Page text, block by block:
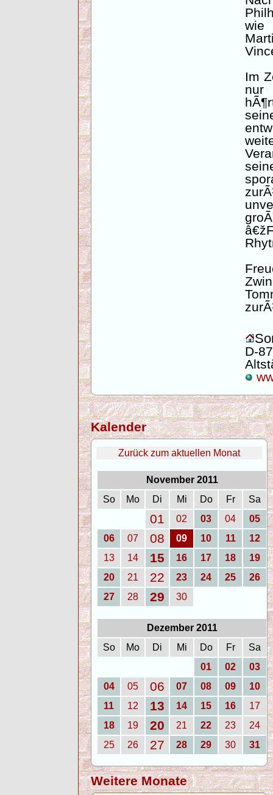
wie
Im
nur
D-
Kalender
Zurück zum aktuellen Monat
November 2011
So
Mo Di Mi Do Fr Sa
01 02 03 04
05
06
07 08 09 10 11
12
13
14 15 16 17 18
19
20
21 22 23 24 25
26
27
28 29 30
Dezember 2011
So
Mo Di Mi Do Fr
Sa
01
02
03
04
05 06 07 08 09
10
11
12 13 14 15 16
17
18
19 20 21 22 23
24
25
26 27 28 29 30 31
Weitere Monate